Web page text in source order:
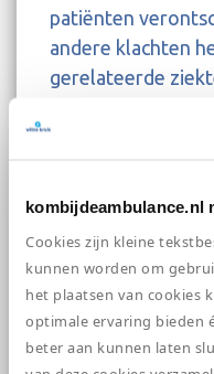
kombijdeambulance.nl
Cookies zijn kleine
kunnen worden om
het plaatsen van cookies
optimale ervaring bieden
beter aan kunnen laten
patiënten
andere klachten
gerelateerde
hulp vragen als
nemen,” legt
hun werk: “er is
we doen, maar
mensen toch
het ware.”